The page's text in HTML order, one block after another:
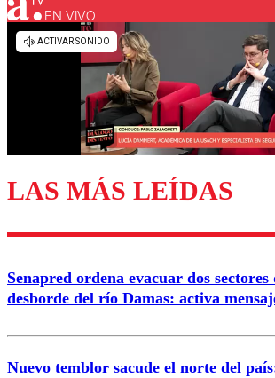
Los comentarios son moderados para
diálogo respetuoso.
EN VIVO
LAS MÁS LEÍDAS
Senapred ordena evacuar dos
desborde del río Damas: activa
Nuevo temblor sacude el norte del